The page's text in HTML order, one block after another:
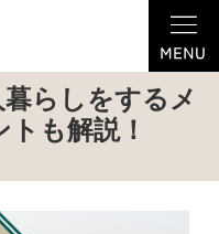
らしをするメ
も解説！